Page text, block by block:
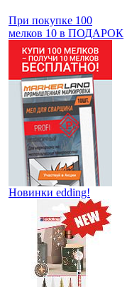
При покупке 100
мелков 10 в ПОДАРОК
Новинки edding!